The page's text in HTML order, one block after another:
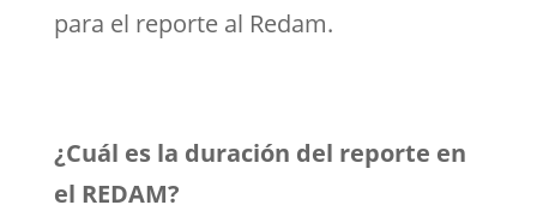
para el reporte al Redam.
¿Cuál es la duración del reporte en
el REDAM?